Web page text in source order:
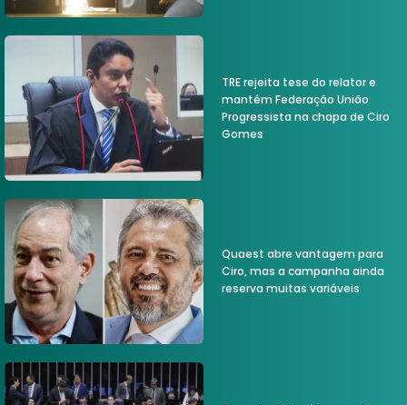
TRE rejeita tese do relator e
mantém Federação União
Progressista na chapa de Ciro
Gomes
Quaest abre vantagem para
Ciro, mas a campanha ainda
reserva muitas variáveis